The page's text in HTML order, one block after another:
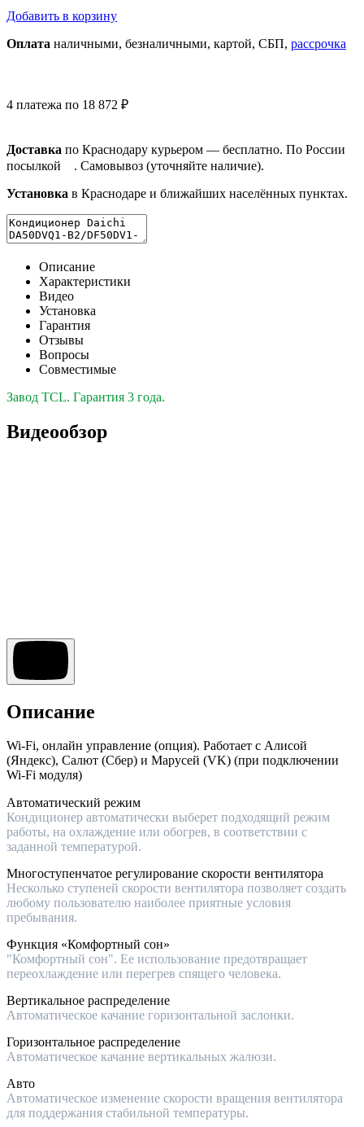
Добавить в корзину
Оплата наличными, безналичными, картой, СБП, рассрочка
4 платежа по 18 872 ₽
Доставка по Краснодару курьером — бесплатно. По России
посылкой
. Самовывоз (уточняйте наличие).
Установка в Краснодаре и ближайших населённых пунктах.
Описание
Характеристики
Видео
Установка
Гарантия
Отзывы
Вопросы
Совместимые
Завод TCL. Гарантия 3 года.
Видеообзор
Описание
Wi-Fi, онлайн управление (опция). Работает с Алисой
(Яндекс), Салют (Сбер) и Марусей (VK) (при подключении
Wi-Fi модуля)
Автоматический режим
Кондиционер автоматически выберет подходящий режим
работы, на охлаждение или обогрев, в соответствии с
заданной температурой.
Многоступенчатое регулирование скорости вентилятора
Несколько ступеней скорости вентилятора позволяет создать
любому пользователю наиболее приятные условия
пребывания.
Функция «Комфортный сон»
"Комфортный сон". Ее использование предотвращает
переохлаждение или перегрев спящего человека.
Вертикальное распределение
Автоматическое качание горизонтальной заслонки.
Горизонтальное распределение
Автоматическое качание вертикальных жалюзи.
Авто
Автоматическое изменение скорости вращения вентилятора
для поддержания стабильной температуры.